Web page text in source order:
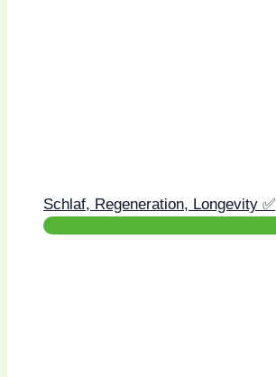
Schlaf, Regeneration, Longevity ✅